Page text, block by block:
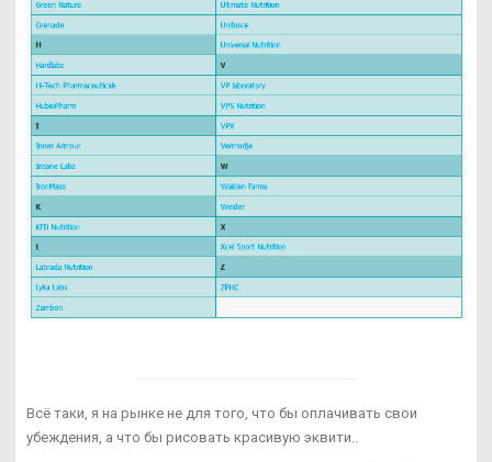
Всё таки, я на рынке не для того, что бы оплачивать свои
убеждения, а что бы рисовать красивую эквити..